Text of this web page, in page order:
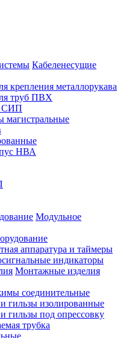
Кабеленесущие
крепления металлорукава
труб ПВХ
СИП
магистральные
НВА
Модульное
аппаратура и таймеры
индикаторы
Монтажные изделия
соединительные
гильзы изолированные
гильзы под опрессовку
трубка